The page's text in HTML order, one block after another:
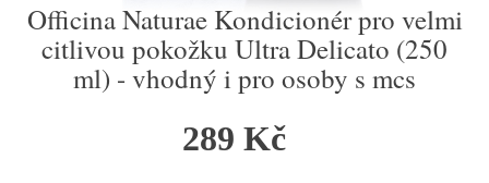
Officina Naturae Kondicionér pro velmi
citlivou pokožku Ultra Delicato (250
ml) - vhodný i pro osoby s mcs
289 Kč